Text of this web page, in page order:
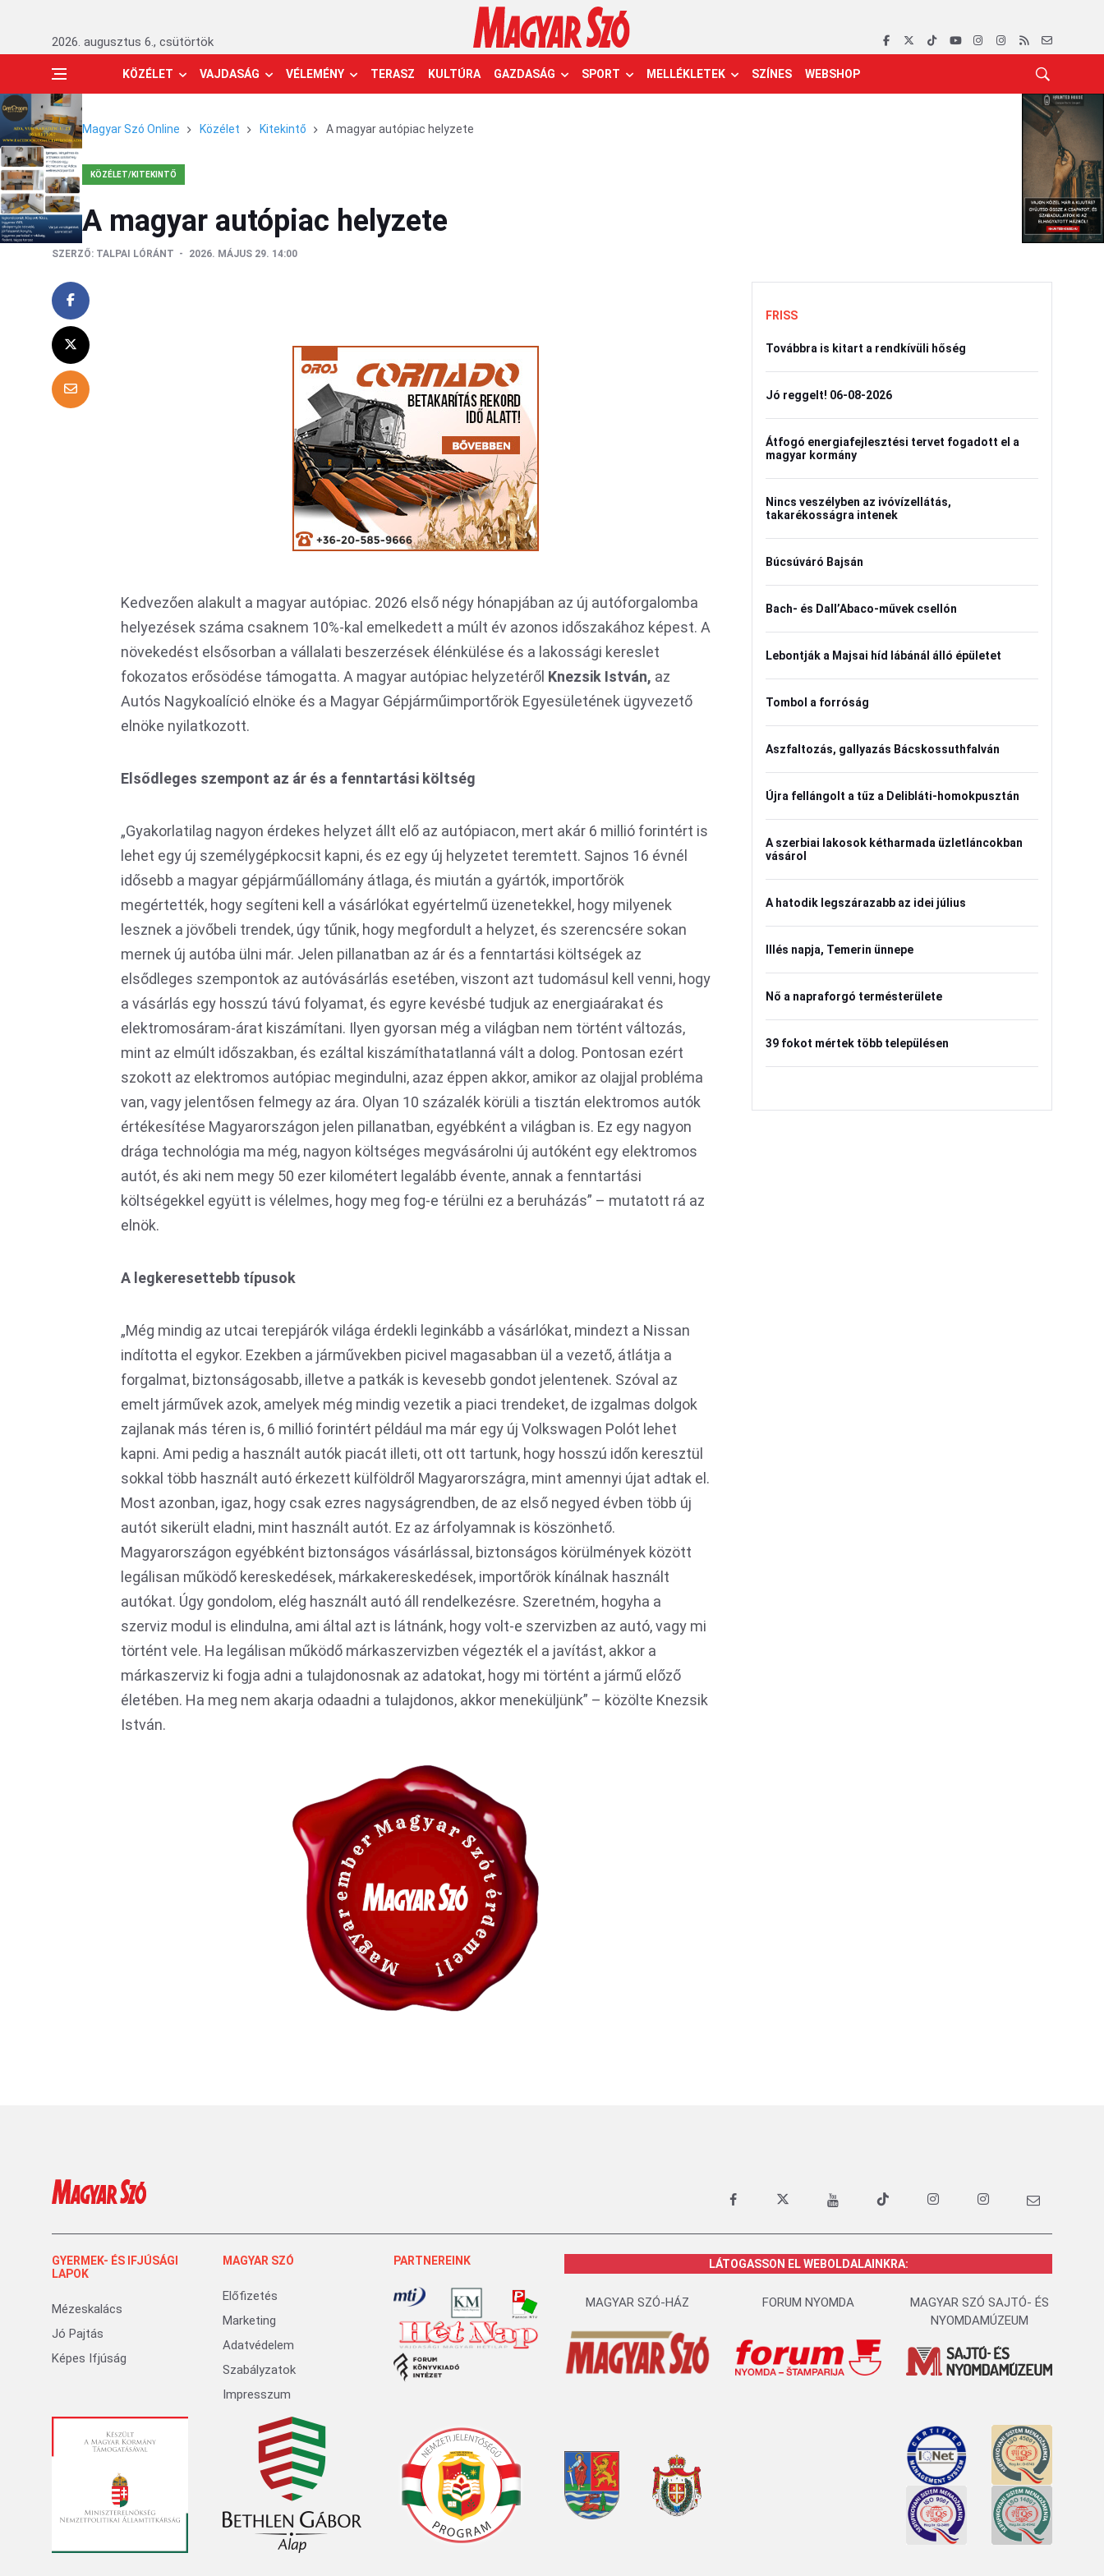
2026. augusztus 6., csütörtök
KÖZÉLET VAJDASÁG VÉLEMÉNY TERASZ KULTÚRA GAZDASÁG SPORT MELLÉKLETEK SZÍNES WEBSHOP
Magyar Szó Online Közélet Kitekintő A magyar autópiac helyzete
KÖZÉLET/KITEKINTŐ
A magyar autópiac helyzete
SZERZŐ: TALPAI LÓRÁNT 2026. MÁJUS 29. 14:00
Kedvezően alakult a magyar autópiac. 2026 első négy hónapjában az új autóforgalomba
helyezések száma csaknem 10%-kal emelkedett a múlt év azonos időszakához képest. A
növekedést elsősorban a vállalati beszerzések élénkülése és a lakossági kereslet
fokozatos erősödése támogatta. A magyar autópiac helyzetéről Knezsik István, az
Autós Nagykoalíció elnöke és a Magyar Gépjárműimportőrök Egyesületének ügyvezető
elnöke nyilatkozott.
Elsődleges szempont az ár és a fenntartási költség
„Gyakorlatilag nagyon érdekes helyzet állt elő az autópiacon, mert akár 6 millió forintért is
lehet egy új személygépkocsit kapni, és ez egy új helyzetet teremtett. Sajnos 16 évnél
idősebb a magyar gépjárműállomány átlaga, és miután a gyártók, importőrök
megértették, hogy segíteni kell a vásárlókat egyértelmű üzenetekkel, hogy milyenek
lesznek a jövőbeli trendek, úgy tűnik, hogy megfordult a helyzet, és szerencsére sokan
mernek új autóba ülni már. Jelen pillanatban az ár és a fenntartási költségek az
elsődleges szempontok az autóvásárlás esetében, viszont azt tudomásul kell venni, hogy
a vásárlás egy hosszú távú folyamat, és egyre kevésbé tudjuk az energiaárakat és
elektromosáram-árat kiszámítani. Ilyen gyorsan még a világban nem történt változás,
mint az elmúlt időszakban, és ezáltal kiszámíthatatlanná vált a dolog. Pontosan ezért
szokott az elektromos autópiac megindulni, azaz éppen akkor, amikor az olajjal probléma
van, vagy jelentősen felmegy az ára. Olyan 10 százalék körüli a tisztán elektromos autók
értékesítése Magyarországon jelen pillanatban, egyébként a világban is. Ez egy nagyon
drága technológia ma még, nagyon költséges megvásárolni új autóként egy elektromos
autót, és aki nem megy 50 ezer kilométert legalább évente, annak a fenntartási
költségekkel együtt is vélelmes, hogy meg fog-e térülni ez a beruházás” – mutatott rá az
elnök.
A legkeresettebb típusok
„Még mindig az utcai terepjárók világa érdekli leginkább a vásárlókat, mindezt a Nissan
indította el egykor. Ezekben a járművekben picivel magasabban ül a vezető, átlátja a
forgalmat, biztonságosabb, illetve a patkák is kevesebb gondot jelentenek. Szóval az
emelt járművek azok, amelyek még mindig vezetik a piaci trendeket, de izgalmas dolgok
zajlanak más téren is, 6 millió forintért például ma már egy új Volkswagen Polót lehet
kapni. Ami pedig a használt autók piacát illeti, ott ott tartunk, hogy hosszú időn keresztül
sokkal több használt autó érkezett külföldről Magyarországra, mint amennyi újat adtak el.
Most azonban, igaz, hogy csak ezres nagyságrendben, de az első negyed évben több új
autót sikerült eladni, mint használt autót. Ez az árfolyamnak is köszönhető.
Magyarországon egyébként biztonságos vásárlással, biztonságos körülmények között
legálisan működő kereskedések, márkakereskedések, importőrök kínálnak használt
autókat. Úgy gondolom, elég használt autó áll rendelkezésre. Szeretném, hogyha a
szerviz modul is elindulna, ami által azt is látnánk, hogy volt-e szervizben az autó, vagy mi
történt vele. Ha legálisan működő márkaszervizben végezték el a javítást, akkor a
márkaszerviz ki fogja adni a tulajdonosnak az adatokat, hogy mi történt a jármű előző
életében. Ha meg nem akarja odaadni a tulajdonos, akkor meneküljünk” – közölte Knezsik
István.
FRISS
Továbbra is kitart a rendkívüli hőség
Jó reggelt! 06-08-2026
Átfogó energiafejlesztési tervet fogadott el a
magyar kormány
Nincs veszélyben az ivóvízellátás,
takarékosságra intenek
Búcsúváró Bajsán
Bach- és Dall’Abaco-művek csellón
Lebontják a Majsai híd lábánál álló épületet
Tombol a forróság
Aszfaltozás, gallyazás Bácskossuthfalván
Újra fellángolt a tűz a Delibláti-homokpusztán
A szerbiai lakosok kétharmada üzletláncokban
vásárol
A hatodik legszárazabb az idei július
Illés napja, Temerin ünnepe
Nő a napraforgó termésterülete
39 fokot mértek több településen
GYERMEK- ÉS IFJÚSÁGI
LAPOK
Mézeskalács
Jó Pajtás
Képes Ifjúság
MAGYAR SZÓ
Előfizetés
Marketing
Adatvédelem
Szabályzatok
Impresszum
PARTNEREINK LÁTOGASSON EL WEBOLDALAINKRA:
MAGYAR SZÓ-HÁZ FORUM NYOMDA
MAGYAR SZÓ SAJTÓ- ÉS
NYOMDAMÚZEUM